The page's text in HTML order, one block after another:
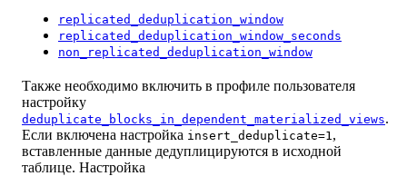
replicated_deduplication_window
replicated_deduplication_window_seconds
non_replicated_deduplication_window
Также необходимо включить в профиле пользователя
настройку
deduplicate_blocks_in_dependent_materialized_views.
Если включена настройка insert_deduplicate=1 ,
вставленные данные дедуплицируются в исходной
таблице. Настройка